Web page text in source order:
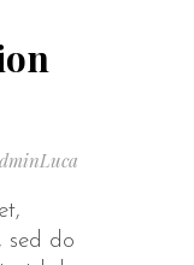
sed do